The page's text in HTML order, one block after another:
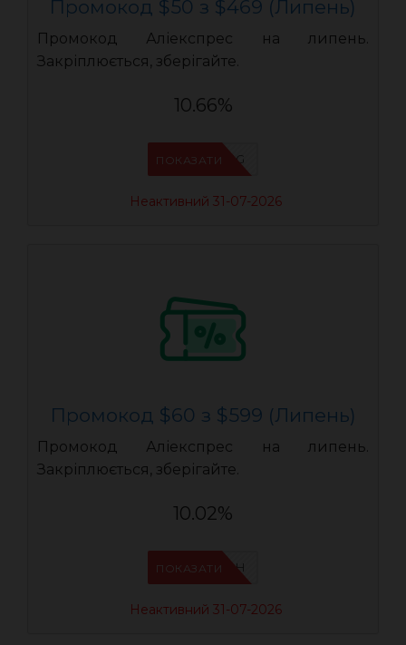
Промокод $50 з $469 (Липень)
Промокод Аліекспрес на липень.
Закріплюється, зберігайте.
10.66%
IFPSX3NG
ПОКАЗАТИ
Неактивний 31-07-2026
Промокод $60 з $599 (Липень)
Промокод Аліекспрес на липень.
Закріплюється, зберігайте.
10.02%
IFPCCABH
ПОКАЗАТИ
Неактивний 31-07-2026